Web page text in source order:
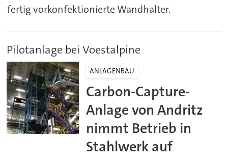
fertig vorkonfektionierte Wandhalter.
Pilotanlage bei Voestalpine
ANLAGENBAU
Carbon-Capture-
Anlage von Andritz
nimmt Betrieb in
Stahlwerk auf